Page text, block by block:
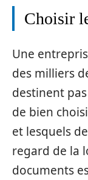
Choisir
Une
des milliers
destinent
de bien
et lesquels
regard de la
documents